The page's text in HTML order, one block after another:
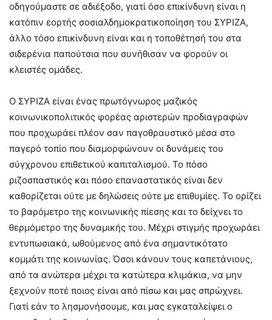
οδηγούμαστε σε αδιέξοδο, γιατί όσο επικίνδυνη είναι η
κατόπιν εορτής σοσιαλδημοκρατικοποίηση του ΣΥΡΙΖΑ,
άλλο τόσο επικίνδυνη είναι και η τοποθέτησή του στα
σιδερένια παπούτσια που συνήθισαν να φορούν οι
κλειστές ομάδες.
Ο ΣΥΡΙΖΑ είναι ένας πρωτόγνωρος μαζικός
κοινωνικοπολιτικός φορέας αριστερών προδιαγραφών
που προχωράει πλέον σαν παγοθραυστικό μέσα στο
παγερό τοπίο που διαμορφώνουν οι δυνάμεις του
σύγχρονου επιθετικού καπιταλισμού. Το πόσο
ριζοσπαστικός και πόσο επαναστατικός είναι δεν
καθορίζεται ούτε με δηλώσεις ούτε με επιθυμίες. Το ορίζει
το βαρόμετρο της κοινωνικής πίεσης και το δείχνει το
θερμόμετρο της δυναμικής του. Μέχρι στιγμής προχωράει
εντυπωσιακά, ωθούμενος από ένα σημαντικότατο
κομμάτι της κοινωνίας. Όσοι κάνουν τους καπετάνιους,
από τα ανώτερα μέχρι τα κατώτερα κλιμάκια, να μην
ξεχνούν ποτέ ποιος είναι από πίσω και μας σπρώχνει.
Γιατί εάν το λησμονήσουμε, και μας εγκαταλείψει ο